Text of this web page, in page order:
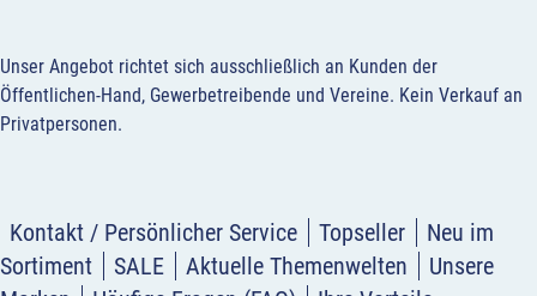
Unser Angebot richtet sich ausschließlich an Kunden der
Öffentlichen-Hand, Gewerbetreibende und Vereine. Kein Verkauf an
Privatpersonen.
Kontakt / Persönlicher Service Topseller
Neu im
Sortiment
SALE Aktuelle Themenwelten
Unsere